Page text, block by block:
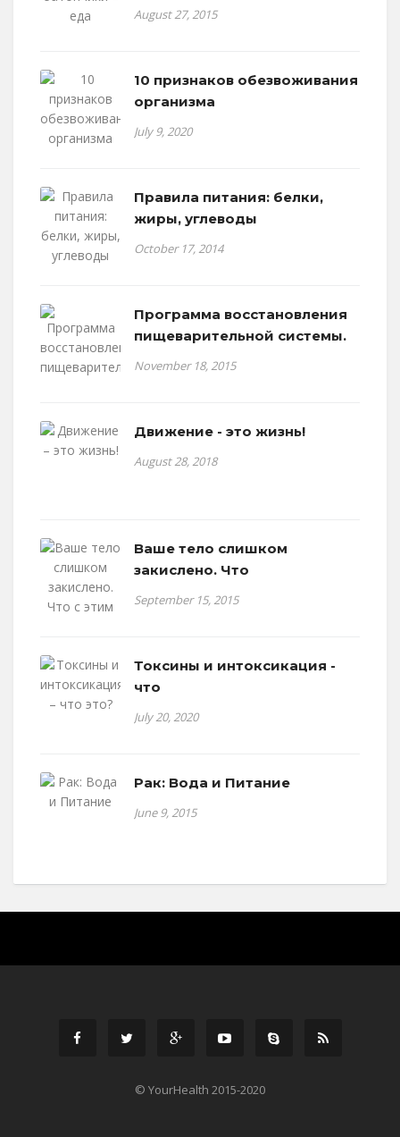
August 27, 2015
10 признаков обезвоживания
организма
July 9, 2020
Правила питания: белки,
жиры, углеводы
October 17, 2014
Программа восстановления
пищеварительной системы.
November 18, 2015
Движение - это жизнь!
August 28, 2018
Ваше тело слишком
закислено. Что
September 15, 2015
Токсины и интоксикация -
что
July 20, 2020
Рак: Вода и Питание
June 9, 2015
© YourHealth 2015-2020